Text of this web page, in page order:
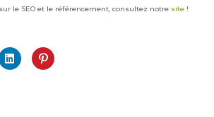
le SEO et le référencement, consultez notre site !
Cliquez
pour
partager
Cliquez
pour